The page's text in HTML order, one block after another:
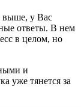
выше, у Вас
ответы. В нем
в целом, но
и
уже тянется за